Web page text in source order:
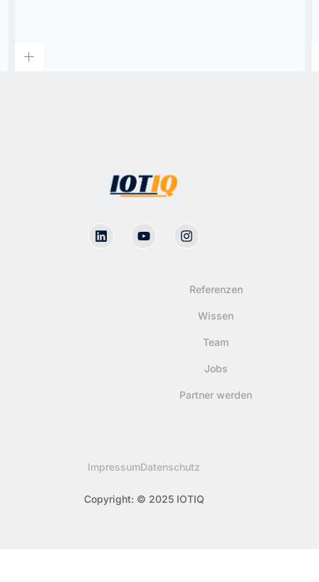
Referenzen
Wissen
Team
Jobs
Partner werden
Copyright: © 2025 IOTIQ
ImpressumDatenschutz